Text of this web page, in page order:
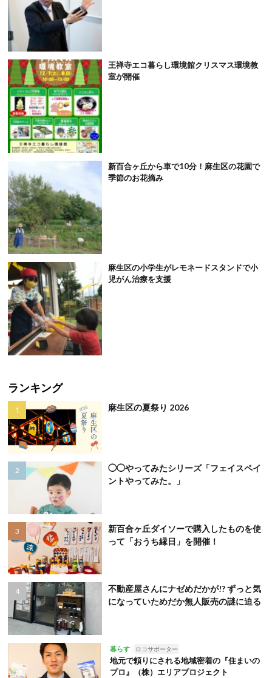
王禅寺エコ暮らし環境館クリスマス環境教
室が開催
新百合ヶ丘から車で10分！麻生区の花園で
季節のお花摘み
麻生区の小学生がレモネードスタンドで小
児がん治療を支援
ランキング
麻生区の夏祭り 2026
◯◯やってみたシリーズ「フェイスペイ
ントやってみた。」
新百合ヶ丘ダイソーで購入したものを使
って「おうち縁日」を開催！
不動産屋さんにナゼめだかが!? ずっと気
になっていためだか無人販売の謎に迫る
暮らす ロコサポーター
地元で頼りにされる地域密着の『住まいの
プロ』（株）エリアプロジェクト